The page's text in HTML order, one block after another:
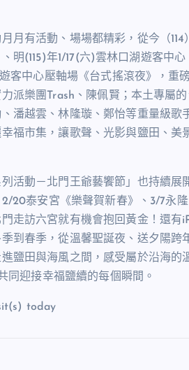
月月有活動、場場都精彩，從今（
明(115)年1/17(六)雲林口湖遊客中
客中心壓軸場《台式搖滾夜》，
派樂團Trash、陳佩賢；本土專屬
潘越雲、林隆璇、鄭怡等重量級
福市集，讓歌聲、光影與鹽田、
活動－北門王爺藝饗節」也持續
20泰安宮《樂聲賀新春》、3/7永
走訪六宮就有機會抱回黃金！還有
到春季，從溫馨聖誕夜、送夕陽
鹽田與海風之間，感受屬於沿海
同迎接幸福鹽續的每個瞬間。
today